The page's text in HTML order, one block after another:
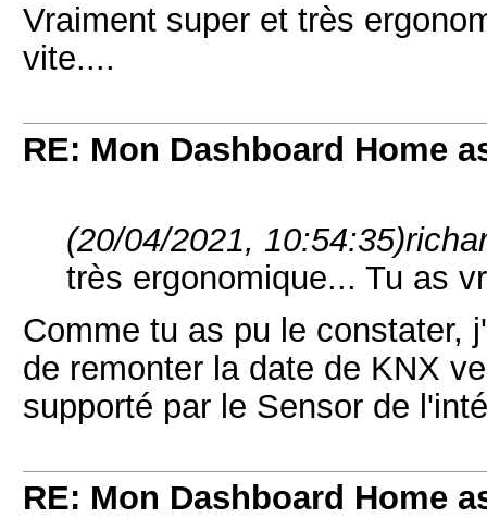
Vraiment super et très
vite....
RE: Mon Dashboard Home
(20/04/2021, 10:54:35)
très ergonomique... Tu as
Comme tu as pu le constater,
de remonter la date de KNX
supporté par le Sensor de
RE: Mon Dashboard Home